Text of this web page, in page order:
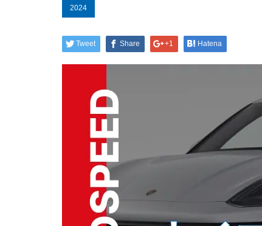
2024
Tweet Share +1 Hatena